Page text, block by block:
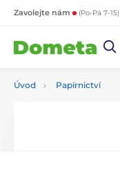
Zavolejte nám (Po-Pá 7-15)
Úvod Papírnictví